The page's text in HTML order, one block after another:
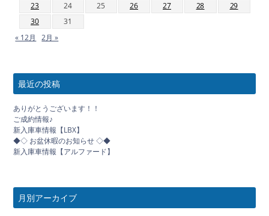
23
24 25 26 27 28
29
30
31
« 12月
2月 »
最近の投稿
ありがとうございます！！
ご成約情報♪
新入庫車情報【LBX】
◆◇ お盆休暇のお知らせ ◇◆
新入庫車情報【アルファード】
月別アーカイブ